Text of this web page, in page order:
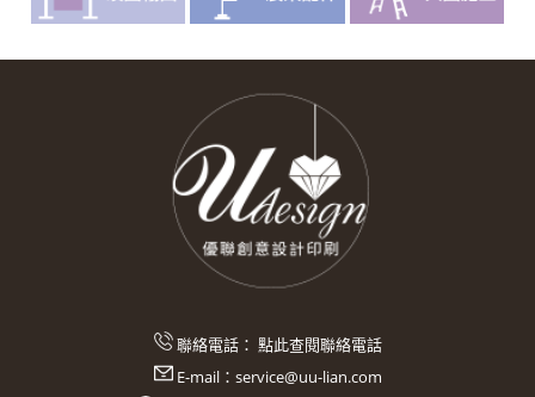
聯絡電話： 點此查閱聯絡電話
E-mail： service@uu-lian.com